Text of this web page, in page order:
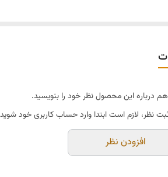
درباره این محصول نظر خود را بنویسید.
نظر، لازم است ابتدا وارد حساب کاربری خود
افزودن نظر